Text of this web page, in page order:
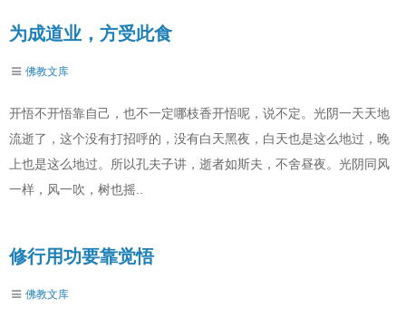
为成道业，方受此食
佛教文库
开悟不开悟靠自己，也不一定哪枝香开悟呢，说不定。光阴一天天地
流逝了，这个没有打招呼的，没有白天黑夜，白天也是这么地过，晚
上也是这么地过。所以孔夫子讲，逝者如斯夫，不舍昼夜。光阴同风
一样，风一吹，树也摇..
修行用功要靠觉悟
佛教文库